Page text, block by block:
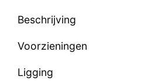
Beschrijving
Voorzieningen
Ligging